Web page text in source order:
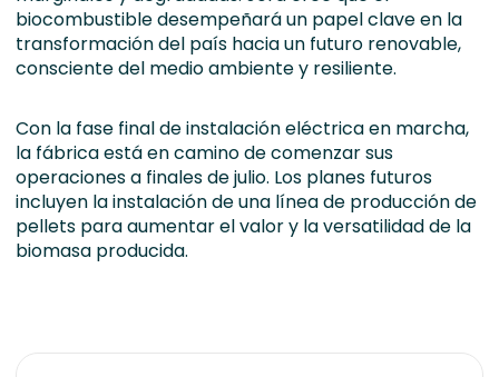
biocombustible desempeñará un papel clave en la
transformación del país hacia un futuro renovable,
consciente del medio ambiente y resiliente.
Con la fase final de instalación eléctrica en marcha,
la fábrica está en camino de comenzar sus
operaciones a finales de julio. Los planes futuros
incluyen la instalación de una línea de producción de
pellets para aumentar el valor y la versatilidad de la
biomasa producida.